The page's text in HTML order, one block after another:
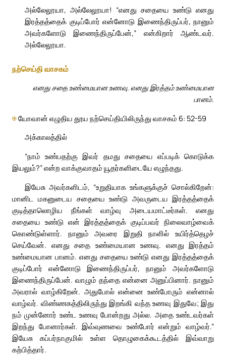
அல்லேலூயா, அல்லேலூயா! “எனது சதையை உண்டு எனது
இரத்தத்தைக் குடிப்போர் என்னோடு இணைந்திருப்பர், நானும்
அவர்களோடு இணைந்திருப்பேன்,” என்கிறார் ஆண்டவர்.
அல்லேலூயா.
நற்செய்தி வாசகம்
எனது சதை உண்மையான உணவு. எனது இரத்தம் உண்மையான
பானம்.
✠யோவான் எழுதிய தூய நற்செய்தியிலிருந்து வாசகம் 6: 52-59
அக்காலத்தில்
“நாம் உண்பதற்கு இவர் தமது சதையை எப்படிக் கொடுக்க
இயலும்?” என்ற வாக்குவாதம் யூதர்களிடையே எழுந்தது.
இயேசு அவர்களிடம், “உறுதியாக உங்களுக்குச் சொல்கிறேன்:
மானிட மகனுடைய சதையை உண்டு அவருடைய இரத்தத்தைக்
குடித்தாலொழிய நீங்கள் வாழ்வு அடையமாட்டீர்கள். எனது
சதையை உண்டு என் இரத்தத்தைக் குடிப்பவர் நிலைவாழ்வைக்
கொண்டுள்ளார். நானும் அவரை இறுதி நாளில் உயிர்த்தெழச்
செய்வேன். எனது சதை உண்மையான உணவு. எனது இரத்தம்
உண்மையான பானம். எனது சதையை உண்டு எனது இரத்தத்தைக்
குடிப்போர் என்னோடு இணைந்திருப்பர், நானும் அவர்களோடு
இணைந்திருப்பேன். வாழும் தந்தை என்னை அனுப்பினார். நானும்
அவரால் வாழ்கிறேன். அதுபோல் என்னை உண்போரும் என்னால்
வாழ்வர். விண்ணகத்திலிருந்து இறங்கி வந்த உணவு இதுவே; இது
நம் முன்னோர் உண்ட உணவு போன்றது அல்ல. அதை உண்டவர்கள்
இறந்து போனார்கள். இவ்வுணவை உண்போர் என்றும் வாழ்வர்.”
இயேசு கப்பர்நாகுமில் உள்ள தொழுகைக்கூடத்தில் இவ்வாறு
கற்பித்தார்.